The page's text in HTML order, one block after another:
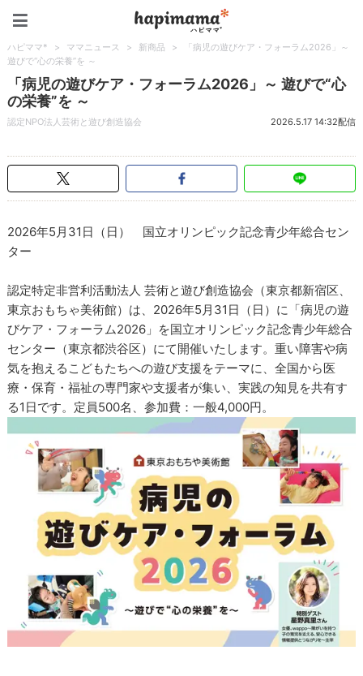
ハピママ* > ママニュース > 新商品 >
「病児の遊びケア・フォーラム2026」～
遊びで“心の栄養”を ～
「病児の遊びケア・フォーラム2026」～ 遊びで“心
の栄養”を ～
認定NPO法人芸術と遊び創造協会 2026.5.17 14:32配信
2026年5月31日（日） 国立オリンピック記念青少年総合セン
ター
認定特定非営利活動法人 芸術と遊び創造協会（東京都新宿区、
東京おもちゃ美術館）は、2026年5月31日（日）に「病児の遊
びケア・フォーラム2026」を国立オリンピック記念青少年総合
センター（東京都渋谷区）にて開催いたします。重い障害や病
気を抱えるこどもたちへの遊び支援をテーマに、全国から医
療・保育・福祉の専門家や支援者が集い、実践の知見を共有す
る1日です。定員500名、参加費：一般4,000円。